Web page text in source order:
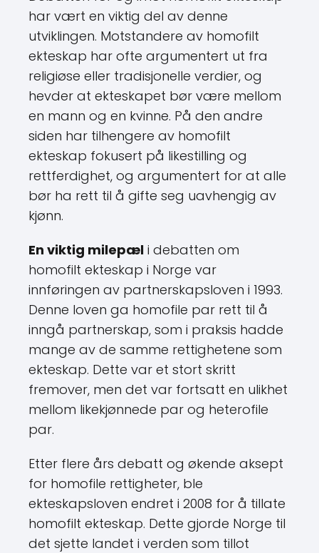
har vært en viktig del av denne
utviklingen. Motstandere av homofilt
ekteskap har ofte argumentert ut fra
religiøse eller tradisjonelle verdier, og
hevder at ekteskapet bør være mellom
en mann og en kvinne. På den andre
siden har tilhengere av homofilt
ekteskap fokusert på likestilling og
rettferdighet, og argumentert for at alle
bør ha rett til å gifte seg uavhengig av
kjønn.
En viktig milepæl i debatten om
homofilt ekteskap i Norge var
innføringen av partnerskapsloven i 1993.
Denne loven ga homofile par rett til å
inngå partnerskap, som i praksis hadde
mange av de samme rettighetene som
ekteskap. Dette var et stort skritt
fremover, men det var fortsatt en ulikhet
mellom likekjønnede par og heterofile
par.
Etter flere års debatt og økende aksept
for homofile rettigheter, ble
ekteskapsloven endret i 2008 for å tillate
homofilt ekteskap. Dette gjorde Norge til
det sjette landet i verden som tillot